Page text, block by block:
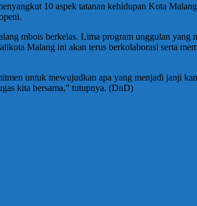
10 aspek tatanan kehidupan Kota
mbois berkelas. Lima program unggulan yang
Malang ini akan terus berkolaborasi serta
untuk mewujudkan apa yang menjadi janji
kita bersama,” tutupnya. (DnD)